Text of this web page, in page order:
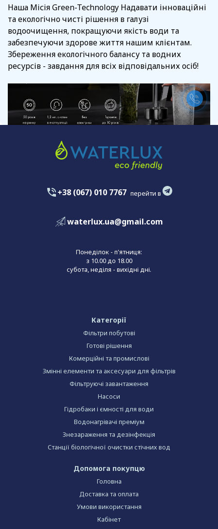
Наша Місія Green-Technology Надавати інноваційні
та екологічно чисті рішення в галузі
водоочищення, покращуючи якість води та
забезпечуючи здорове життя нашим клієнтам.
Збереження екологічного балансу та водних
ресурсів - завдання для всіх відповідальних осіб!
+38 (067) 010 7767 перейти в
waterlux.ua@gmail.com
Понеділок - п'ятниця:
з 10.00 до 18.00
субота, неділя - вихідні дні.
Категорії
Фільтри побутові
Готові рішення
Комерційні та промислові
Змінні елементи та аксесуари для фільтрів
Фільтруючі завантаження
Насоси
Гідробаки і ємності для води
Водонагрівачі преміум
Знезараження та дезінфекція
Станції біологічної очистки стічних вод
Допомога покупцю
Головна
Доставка та оплата
Умови використання
Кабінет